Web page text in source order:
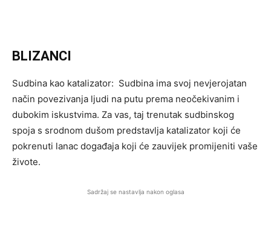
BLIZANCI
Sudbina kao katalizator: Sudbina ima svoj nevjerojatan
način povezivanja ljudi na putu prema neočekivanim i
dubokim iskustvima. Za vas, taj trenutak sudbinskog
spoja s srodnom dušom predstavlja katalizator koji će
pokrenuti lanac događaja koji će zauvijek promijeniti vaše
živote.
Sadržaj se nastavlja nakon oglasa